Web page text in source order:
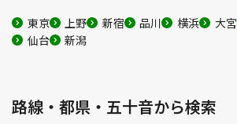
東京 上野 新宿 品川 横浜 大宮
仙台
新潟
路線・都県・五十音から検索